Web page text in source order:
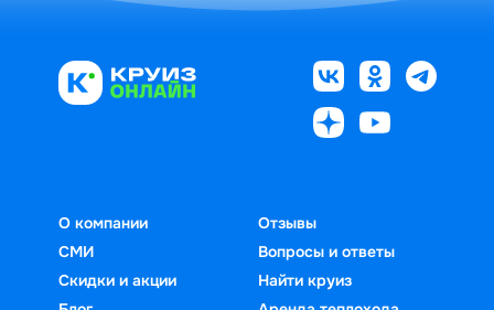
О компании
СМИ
Скидки и акции
Отзывы
Вопросы и ответы
Найти круиз